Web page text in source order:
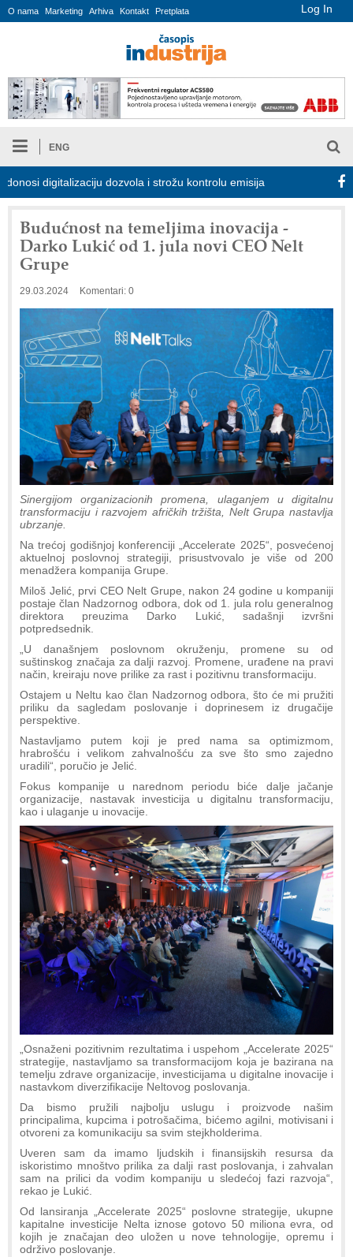
Log In
O nama Marketing Arhiva Kontakt Pretplata
ENG
digitalizaciju dozvola i strožu kontrolu emisija Proizvodnja
Budućnost na temeljima inovacija -
Darko Lukić od 1. jula novi CEO Nelt
Grupe
29.03.2024 Komentari: 0
Sinergijom organizacionih promena, ulaganjem u digitalnu
transformaciju i razvojem afričkih tržišta, Nelt Grupa nastavlja
ubrzanje.
Na trećoj godišnjoj konferenciji „Accelerate 2025“, posvećenoj
aktuelnoj poslovnoj strategiji, prisustvovalo je više od 200
menadžera kompanija Grupe.
Miloš Jelić, prvi CEO Nelt Grupe, nakon 24 godine u kompaniji
postaje član Nadzornog odbora, dok od 1. jula rolu generalnog
direktora preuzima Darko Lukić, sadašnji izvršni
potpredsednik.
„U današnjem poslovnom okruženju, promene su od
suštinskog značaja za dalji razvoj. Promene, urađene na pravi
način, kreiraju nove prilike za rast i pozitivnu transformaciju.
Ostajem u Neltu kao član Nadzornog odbora, što će mi pružiti
priliku da sagledam poslovanje i doprinesem iz drugačije
perspektive.
Nastavljamo putem koji je pred nama sa optimizmom,
hrabrošću i velikom zahvalnošću za sve što smo zajedno
uradili“, poručio je Jelić.
Fokus kompanije u narednom periodu biće dalje jačanje
organizacije, nastavak investicija u digitalnu transformaciju,
kao i ulaganje u inovacije.
„Osnaženi pozitivnim rezultatima i uspehom „Accelerate 2025“
strategije, nastavljamo sa transformacijom koja je bazirana na
temelju zdrave organizacije, investicijama u digitalne inovacije i
nastavkom diverzifikacije Neltovog poslovanja.
Da bismo pružili najbolju uslugu i proizvode našim
principalima, kupcima i potrošačima, bićemo agilni, motivisani i
otvoreni za komunikaciju sa svim stejkholderima.
Uveren sam da imamo ljudskih i finansijskih resursa da
iskoristimo mnoštvo prilika za dalji rast poslovanja, i zahvalan
sam na prilici da vodim kompaniju u sledećoj fazi razvoja“,
rekao je Lukić.
Od lansiranja „Accelerate 2025“ poslovne strategije, ukupne
kapitalne investicije Nelta iznose gotovo 50 miliona evra, od
kojih je značajan deo uložen u nove tehnologije, opremu i
održivo poslovanje.